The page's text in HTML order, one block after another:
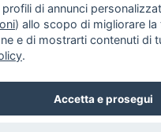
Annunci animali
annuncio
Come
profili di annunci
) allo scopo di migliorare la
e di mostrarti contenuti di
.
Accetta e prosegui